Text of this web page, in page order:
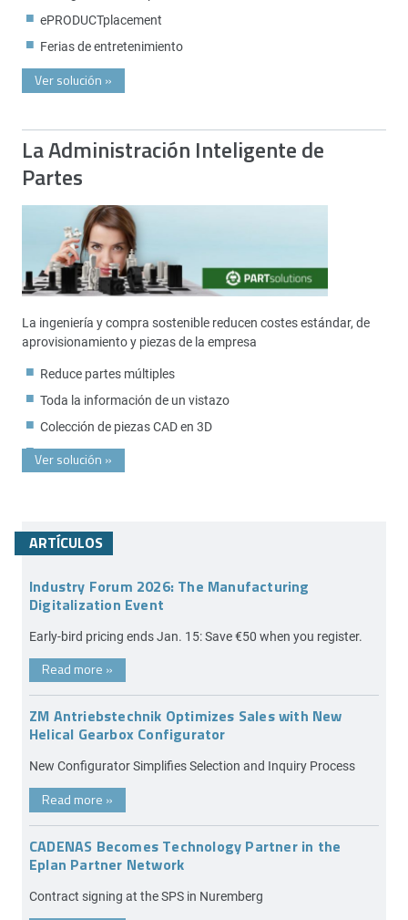
ePRODUCTplacement
Ferias de entretenimiento
Ver solución »
La Administración Inteligente de
Partes
La ingeniería y compra sostenible reducen costes estándar, de
aprovisionamiento y piezas de la empresa
Reduce partes múltiples
Toda la información de un vistazo
Colección de piezas CAD en 3D
Ver solución »
ARTÍCULOS
Industry Forum 2026: The Manufacturing
Digitalization Event
Early-bird pricing ends Jan. 15: Save €50 when you register.
Read more »
ZM Antriebstechnik Optimizes Sales with New
Helical Gearbox Configurator
New Configurator Simplifies Selection and Inquiry Process
Read more »
CADENAS Becomes Technology Partner in the
Eplan Partner Network
Contract signing at the SPS in Nuremberg